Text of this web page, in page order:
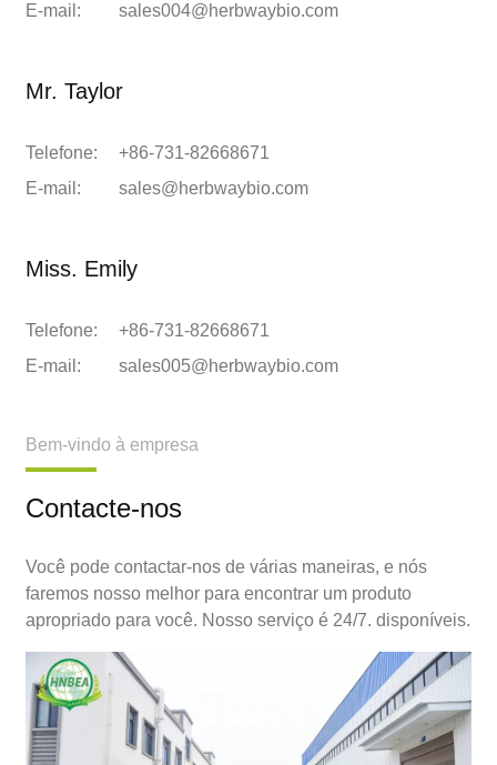
E-mail:
sales004@herbwaybio.com
Mr. Taylor
Telefone:
+86-731-82668671
E-mail:
sales@herbwaybio.com
Miss. Emily
Telefone:
+86-731-82668671
E-mail:
sales005@herbwaybio.com
Bem-vindo à empresa
Contacte-nos
Você pode contactar-nos de várias maneiras, e nós
faremos nosso melhor para encontrar um produto
apropriado para você. Nosso serviço é 24/7. disponíveis.